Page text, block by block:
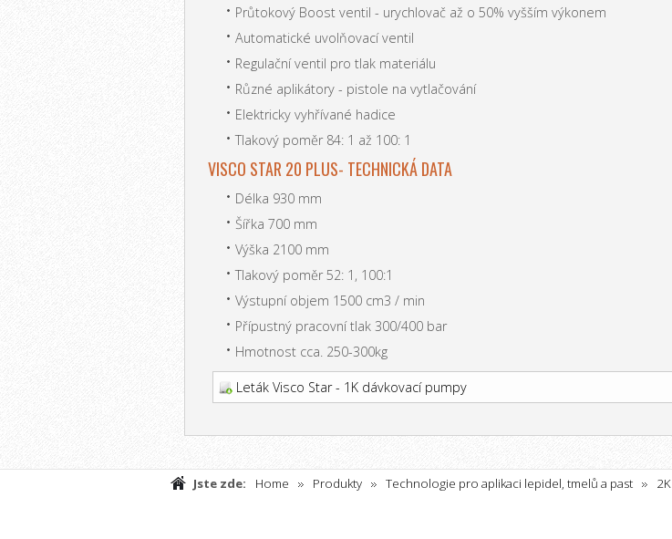
Průtokový Boost ventil - urychlovač až o 50% vyšším výkonem
Automatické uvolňovací ventil
Regulační ventil pro tlak materiálu
Různé aplikátory - pistole na vytlačování
Elektricky vyhřívané hadice
Tlakový poměr 84: 1 až 100: 1
VISCO STAR 20 PLUS- TECHNICKÁ DATA
Délka 930 mm
Šířka 700 mm
Výška 2100 mm
Tlakový poměr 52: 1, 100:1
Výstupní objem 1500 cm3 / min
Přípustný pracovní tlak 300/400 bar
Hmotnost cca. 250-300kg
Leták Visco Star - 1K dávkovací pumpy
Jste zde: Home Produkty Technologie pro aplikaci lepidel, tmelů a past